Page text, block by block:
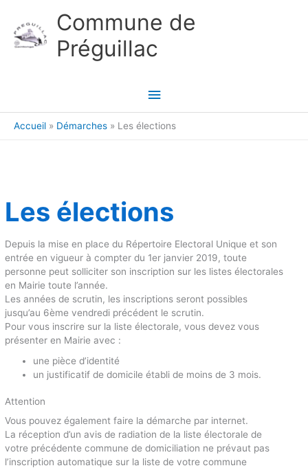
Commune de
Préguillac
Menu
principal
Accueil Démarches Les élections
Les élections
Depuis la mise en place du Répertoire Electoral Unique et son
entrée en vigueur à compter du 1er janvier 2019, toute
personne peut solliciter son inscription sur les listes électorales
en Mairie toute l’année.
Les années de scrutin, les inscriptions seront possibles
jusqu’au 6ème vendredi précédent le scrutin.
Pour vous inscrire sur la liste électorale, vous devez vous
présenter en Mairie avec :
une pièce d’identité
un justificatif de domicile établi de moins de 3 mois.
Attention
Vous pouvez également faire la démarche par internet.
La réception d’un avis de radiation de la liste électorale de
votre précédente commune de domiciliation ne prévaut pas
l’inscription automatique sur la liste de votre commune